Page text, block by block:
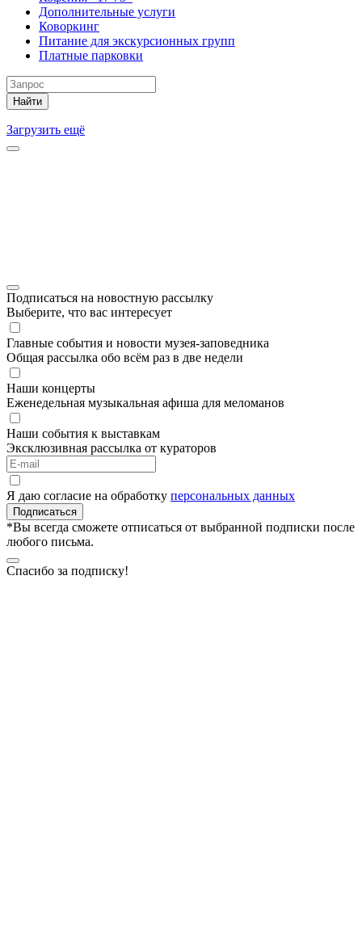
Дополнительные услуги
Коворкинг
Питание для экскурсионных групп
Платные парковки
Найти
Загрузить ещё
Подписаться на новостную рассылку
Выберите, что вас интересует
Главные события и новости музея-заповедника
Общая рассылка обо всём раз в две недели
Наши концерты
Еженедельная музыкальная афиша для меломанов
Наши события к выставкам
Эксклюзивная рассылка от кураторов
Я даю согласие на обработку персональных данных
Подписаться
*Вы всегда сможете отписаться от выбранной подписки после
любого письма.
Спасибо за подписку!